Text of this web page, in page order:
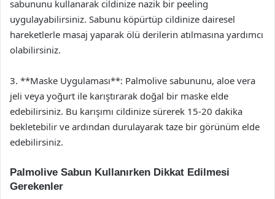
sabununu kullanarak cildinize nazik bir peeling
uygulayabilirsiniz. Sabunu köpürtüp cildinize dairesel
hareketlerle masaj yaparak ölü derilerin atılmasına yardımcı
olabilirsiniz.
3. **Maske Uygulaması**: Palmolive sabununu, aloe vera
jeli veya yoğurt ile karıştırarak doğal bir maske elde
edebilirsiniz. Bu karışımı cildinize sürerek 15-20 dakika
bekletebilir ve ardından durulayarak taze bir görünüm elde
edebilirsiniz.
Palmolive Sabun Kullanırken Dikkat Edilmesi
Gerekenler